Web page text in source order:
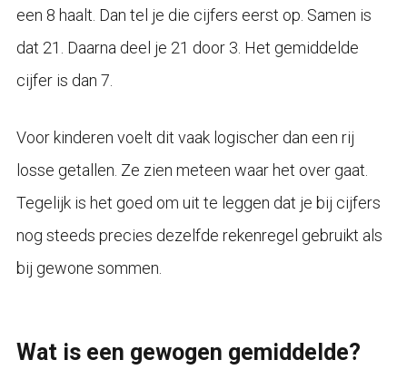
een 8 haalt. Dan tel je die cijfers eerst op. Samen is
dat 21. Daarna deel je 21 door 3. Het gemiddelde
cijfer is dan 7.
Voor kinderen voelt dit vaak logischer dan een rij
losse getallen. Ze zien meteen waar het over gaat.
Tegelijk is het goed om uit te leggen dat je bij cijfers
nog steeds precies dezelfde rekenregel gebruikt als
bij gewone sommen.
Wat is een gewogen gemiddelde?